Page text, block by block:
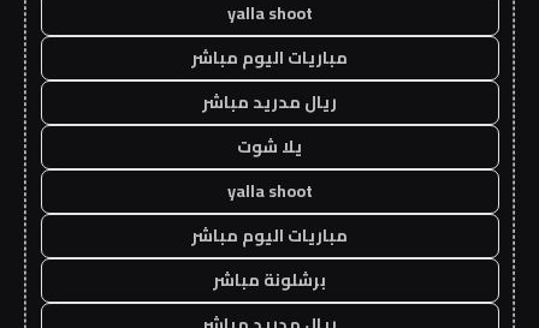
yalla shoot
مباريات اليوم مباشر
ريال مدريد مباشر
يلا شوت
yalla shoot
مباريات اليوم مباشر
برشلونة مباشر